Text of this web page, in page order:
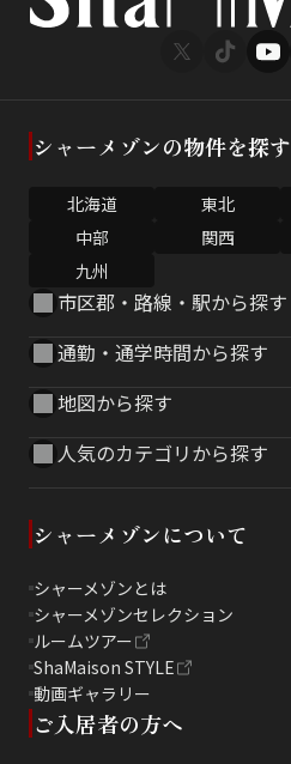
シャーメゾンの物件を探す
北海道 東北
中部
関西
九州
市区郡・路線・駅から探す
通勤・通学時間から探す
地図から探す
人気のカテゴリから探す
シャーメゾンについて
シャーメゾンとは
シャーメゾンセレクション
ルームツアー
ShaMaison STYLE
動画ギャラリー
ご入居者の方へ